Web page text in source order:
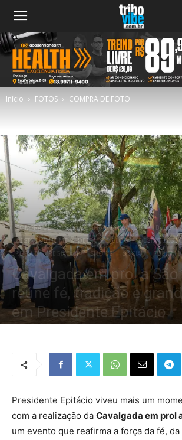
Início FOTOS COMPRA DE FOTO
COMPRA DE FOTO CONFRATERNIZAÇÕES BLOG
DESTAQUE HOME
DESTAQUE_BLOG DESTAQUES
REGIÃO
REGIÃO SP SHOWS SOCIAL TURÍSMO
Cavalgada em prol a
reúne fé, tradição e
em Presidente Epitácio
Presidente Epitácio viveu mais um
com a realização da Cavalgada em prol
um evento que reafirma a força da fé,